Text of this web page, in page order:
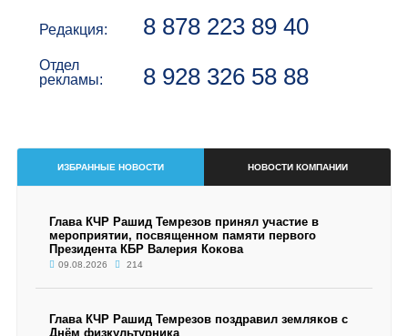
Редакция: 8 878 223 89 40
Отдел
рекламы:
8 928 326 58 88
ИЗБРАННЫЕ НОВОСТИ НОВОСТИ КОМПАНИИ
Глава КЧР Рашид Темрезов принял участие в
мероприятии, посвященном памяти первого
Президента КБР Валерия Кокова
09.08.2026 214
Глава КЧР Рашид Темрезов поздравил земляков с
Днём физкультурника